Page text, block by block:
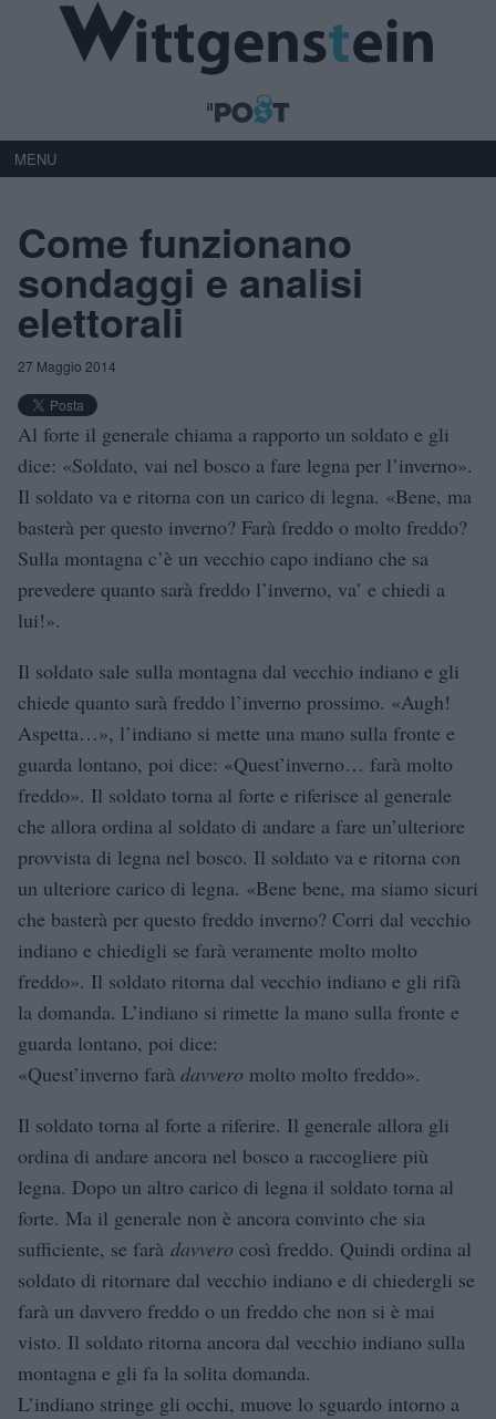
MENU
Come funzionano
sondaggi e analisi
elettorali
27 Maggio 2014
Al forte il generale chiama a rapporto un soldato e gli
dice: «Soldato, vai nel bosco a fare legna per l’inverno».
Il soldato va e ritorna con un carico di legna. «Bene, ma
basterà per questo inverno? Farà freddo o molto freddo?
Sulla montagna c’è un vecchio capo indiano che sa
prevedere quanto sarà freddo l’inverno, va’ e chiedi a
lui!».
Il soldato sale sulla montagna dal vecchio indiano e gli
chiede quanto sarà freddo l’inverno prossimo. «Augh!
Aspetta…», l’indiano si mette una mano sulla fronte e
guarda lontano, poi dice: «Quest’inverno… farà molto
freddo». Il soldato torna al forte e riferisce al generale
che allora ordina al soldato di andare a fare un’ulteriore
provvista di legna nel bosco. Il soldato va e ritorna con
un ulteriore carico di legna. «Bene bene, ma siamo sicuri
che basterà per questo freddo inverno? Corri dal vecchio
indiano e chiedigli se farà veramente molto molto
freddo». Il soldato ritorna dal vecchio indiano e gli rifà
la domanda. L’indiano si rimette la mano sulla fronte e
guarda lontano, poi dice:
«Quest’inverno farà davvero molto molto freddo».
Il soldato torna al forte a riferire. Il generale allora gli
ordina di andare ancora nel bosco a raccogliere più
legna. Dopo un altro carico di legna il soldato torna al
forte. Ma il generale non è ancora convinto che sia
sufficiente, se farà davvero così freddo. Quindi ordina al
soldato di ritornare dal vecchio indiano e di chiedergli se
farà un davvero freddo o un freddo che non si è mai
visto. Il soldato ritorna ancora dal vecchio indiano sulla
montagna e gli fa la solita domanda.
L’indiano stringe gli occhi, muove lo sguardo intorno a